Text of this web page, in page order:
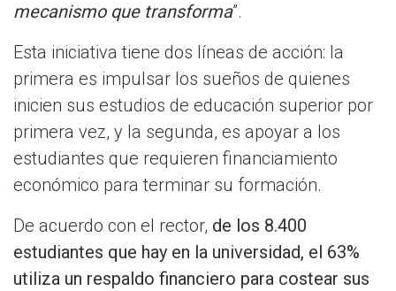
mecanismo que transforma”.
Esta iniciativa tiene dos líneas de acción: la
primera es impulsar los sueños de quienes
inicien sus estudios de educación superior por
primera vez, y la segunda, es apoyar a los
estudiantes que requieren financiamiento
económico para terminar su formación.
De acuerdo con el rector, de los 8.400
estudiantes que hay en la universidad, el 63%
utiliza un respaldo financiero para costear sus